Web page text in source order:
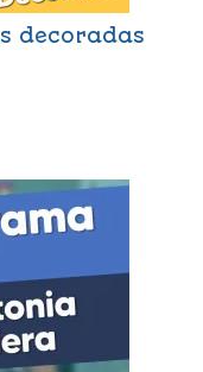
decoradas